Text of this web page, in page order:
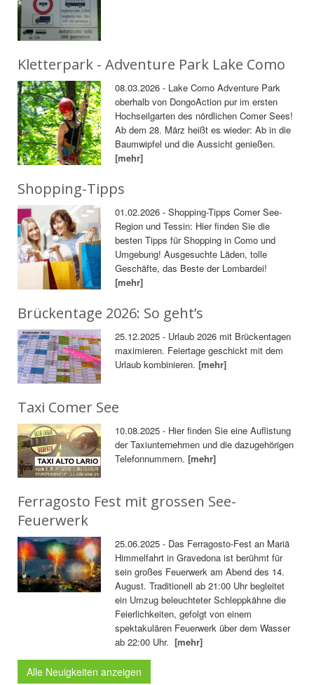
Kletterpark - Adventure Park Lake Como
08.03.2026 - Lake Como Adventure Park
oberhalb von DongoAction pur im ersten
Hochseilgarten des nördlichen Comer Sees!
Ab dem 28. März heißt es wieder: Ab in die
Baumwipfel und die Aussicht genießen.
[mehr]
Shopping-Tipps
01.02.2026 - Shopping-Tipps Comer See-
Region und Tessin: Hier finden Sie die
besten Tipps für Shopping in Como und
Umgebung! Ausgesuchte Läden, tolle
Geschäfte, das Beste der Lombardei!
[mehr]
Brückentage 2026: So geht’s
25.12.2025 - Urlaub 2026 mit Brückentagen
maximieren. Feiertage geschickt mit dem
Urlaub kombinieren.[mehr]
Taxi Comer See
10.08.2025 - Hier finden Sie eine Auflistung
der Taxiunternehmen und die dazugehörigen
Telefonnummern.[mehr]
Ferragosto Fest mit grossen See-
Feuerwerk
25.06.2025 - Das Ferragosto-Fest an Mariä
Himmelfahrt in Gravedona ist berühmt für
sein großes Feuerwerk am Abend des 14.
August. Traditionell ab 21:00 Uhr begleitet
ein Umzug beleuchteter Schleppkähne die
Feierlichkeiten, gefolgt von einem
spektakulären Feuerwerk über dem Wasser
ab 22:00 Uhr.[mehr]
Alle Neuigkeiten anzeigen